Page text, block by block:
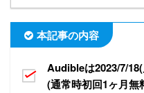
本記事の内容
Audibleは2023/7/
(通常時初回1ヶ月無